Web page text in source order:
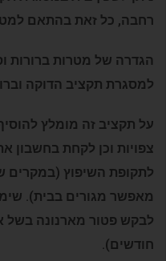
רחבה, כל זאת בהתאם
הגדרה של מטרות ברורות
למסגרת תקציב הדוקה
על תקציב זה מומלץ
צפויות וכן לקחת בחשבון
לתקופת השיפוץ (במקרים
מאפשר מגורים בבית).
חודשים).